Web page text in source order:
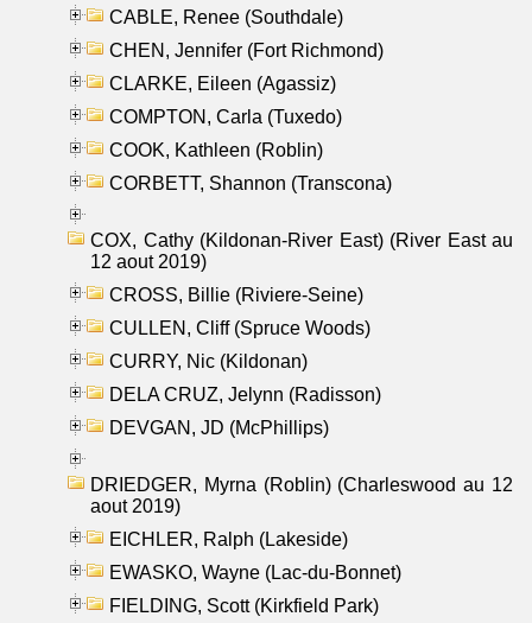
CABLE, Renee (Southdale)
CHEN, Jennifer (Fort Richmond)
CLARKE, Eileen (Agassiz)
COMPTON, Carla (Tuxedo)
COOK, Kathleen (Roblin)
CORBETT, Shannon (Transcona)
COX, Cathy (Kildonan-River East) (River East au
12 aout 2019)
CROSS, Billie (Riviere-Seine)
CULLEN, Cliff (Spruce Woods)
CURRY, Nic (Kildonan)
DELA CRUZ, Jelynn (Radisson)
DEVGAN, JD (McPhillips)
DRIEDGER, Myrna (Roblin) (Charleswood au 12
aout 2019)
EICHLER, Ralph (Lakeside)
EWASKO, Wayne (Lac-du-Bonnet)
FIELDING, Scott (Kirkfield Park)